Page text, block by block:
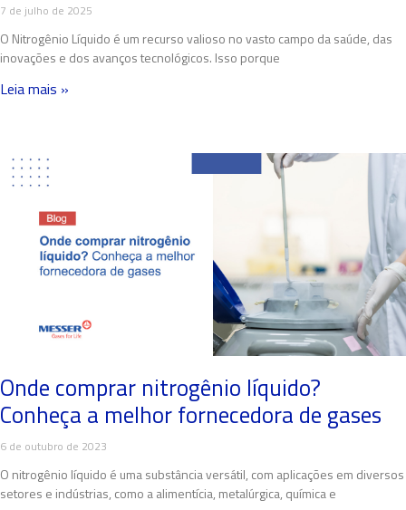
7 de julho de 2025
O Nitrogênio Líquido é um recurso valioso no vasto campo da saúde, das
inovações e dos avanços tecnológicos. Isso porque
Leia mais »
Onde comprar nitrogênio líquido?
Conheça a melhor fornecedora de gases
6 de outubro de 2023
O nitrogênio líquido é uma substância versátil, com aplicações em diversos
setores e indústrias, como a alimentícia, metalúrgica, química e